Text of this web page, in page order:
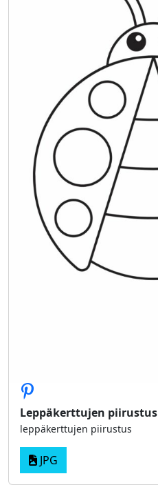
Leppäkerttujen piirustus
leppäkerttujen piirustus
JPG